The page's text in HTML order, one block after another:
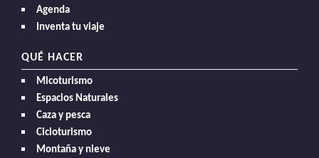
Agenda
Inventa tu viaje
QUÉ HACER
Micoturismo
Espacios Naturales
Caza y pesca
Cicloturismo
Montaña y nieve